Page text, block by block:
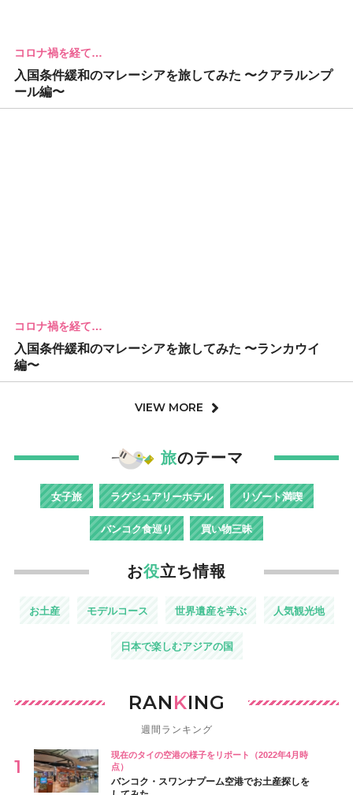
コロナ禍を経て…
入国条件緩和のマレーシアを旅してみた 〜クアラルンプ
ール編〜
コロナ禍を経て…
入国条件緩和のマレーシアを旅してみた 〜ランカウイ
編〜
VIEW MORE
旅のテーマ
女子旅 ラグジュアリーホテル リゾート満喫
バンコク食巡り 買い物三昧
お役立ち情報
お土産 モデルコース 世界遺産を学ぶ 人気観光地
日本で楽しむアジアの国
RANKING
週間ランキング
現在のタイの空港の様子をリポート（2022年4月時
点）
バンコク・スワンナプーム空港でお土産探しを